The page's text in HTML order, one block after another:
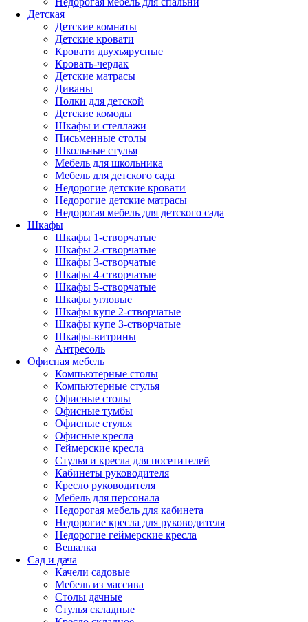
Детская
Детские комнаты
Детские кровати
Кровати двухъярусные
Кровать-чердак
Детские матрасы
Диваны
Полки для детской
Детские комоды
Шкафы и стеллажи
Письменные столы
Школьные стулья
Мебель для школьника
Мебель для детского сада
Недорогие детские кровати
Недорогие детские матрасы
Недорогая мебель для детского сада
Шкафы
Шкафы 1-створчатые
Шкафы 2-створчатые
Шкафы 3-створчатые
Шкафы 4-створчатые
Шкафы 5-створчатые
Шкафы угловые
Шкафы купе 2-створчатые
Шкафы купе 3-створчатые
Шкафы-витрины
Антресоль
Офисная мебель
Компьютерные столы
Компьютерные стулья
Офисные столы
Офисные тумбы
Офисные стулья
Офисные кресла
Геймерские кресла
Стулья и кресла для посетителей
Кабинеты руководителя
Кресло руководителя
Мебель для персонала
Недорогая мебель для кабинета
Недорогие кресла для руководителя
Недорогие геймерские кресла
Вешалка
Сад и дача
Качели садовые
Мебель из массива
Столы дачные
Стулья складные